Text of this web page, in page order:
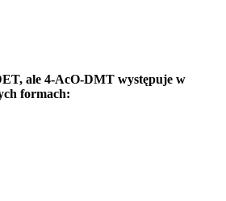
ale 4-AcO-DMT występuje w
formach: